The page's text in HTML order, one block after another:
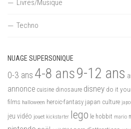
Livres/Musique
Techno
NUAGE SUPERSONIQUE
0-3 ans 4-8 ans9-12 ans
annonce cuisine dinosaure disney do it
films halloween heroic-fantasy japan culture
jeu vidéo jouet kickstarter lego le hobbit mario